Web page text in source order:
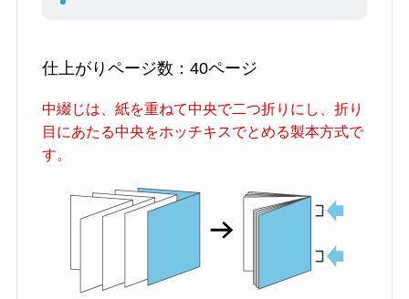
仕上がりページ数：40ページ
中綴じは、紙を重ねて中央で二つ折りにし、折り
目にあたる中央をホッチキスでとめる製本方式で
す。